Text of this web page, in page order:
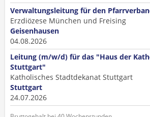
Verwaltungsleitung für den
Erzdiözese München und Freising
Geisenhausen
04.08.2026
Leitung (m/w/d) für das "Haus der
Stuttgart"
Katholisches Stadtdekanat Stuttgart
Stuttgart
24.07.2026